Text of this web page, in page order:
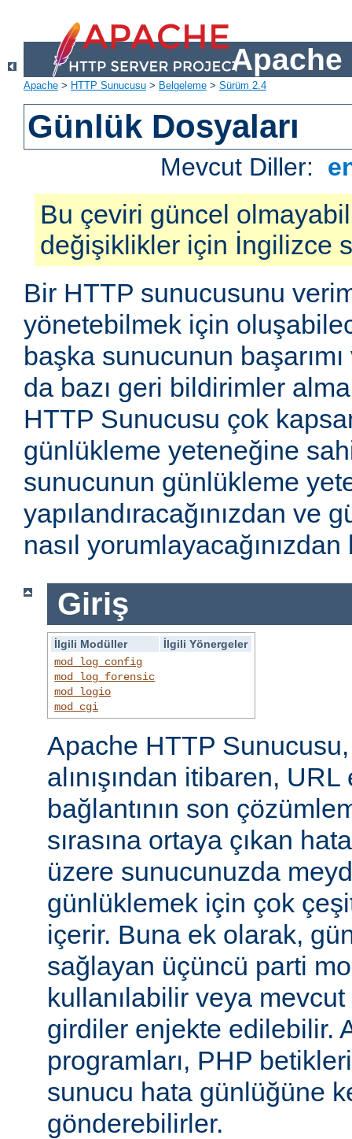
Apache
Apache > HTTP Sunucusu > Belgeleme > Sürüm 2.4
Günlük Dosyaları
Mevcut Diller:
Bu çeviri güncel
değişiklikler için İngilizce
Bir HTTP sunucusunu
yönetebilmek için
başka sunucunun
da bazı geri bildirimler
HTTP Sunucusu çok
günlükleme yeteneğine
sunucunun günlükleme
yapılandıracağınızdan ve
nasıl
Giriş
İlgili Modüller
İlgili Yönergeler
mod_log_config
mod_log_forensic
mod_logio
mod_cgi
Apache HTTP
alınışından itibaren,
bağlantının son
sırasına ortaya çıkan
üzere sunucunuzda
günlüklemek için çok
içerir. Buna ek olarak,
sağlayan üçüncü parti
kullanılabilir veya
girdiler enjekte edilebilir.
programları, PHP
sunucu hata günlüğüne
gönderebilirler.